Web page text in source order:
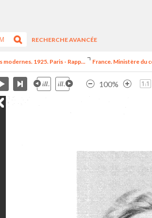
RECHERCHE AVANCÉE
1925. Paris - Rapp... France. Ministère du
100%